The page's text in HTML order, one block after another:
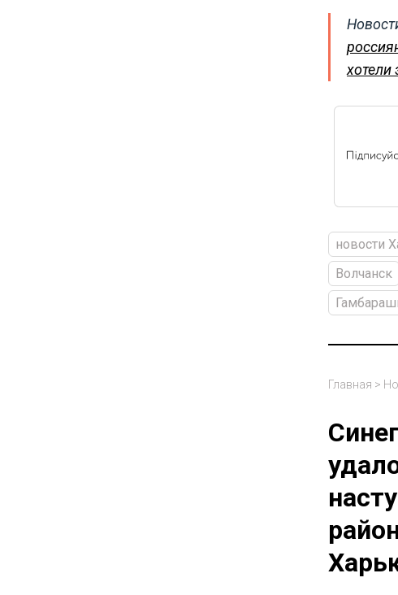
хотели
новости
Волчанск
Главная >